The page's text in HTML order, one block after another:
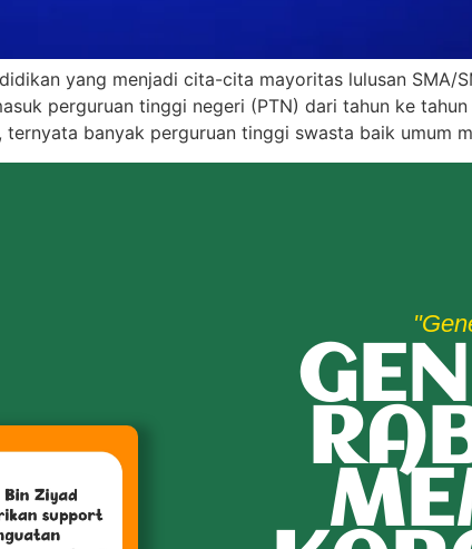
yang menjadi cita-cita mayoritas lulusan SMA/
perguruan tinggi negeri (PTN) dari tahun ke
banyak perguruan tinggi swasta baik umum